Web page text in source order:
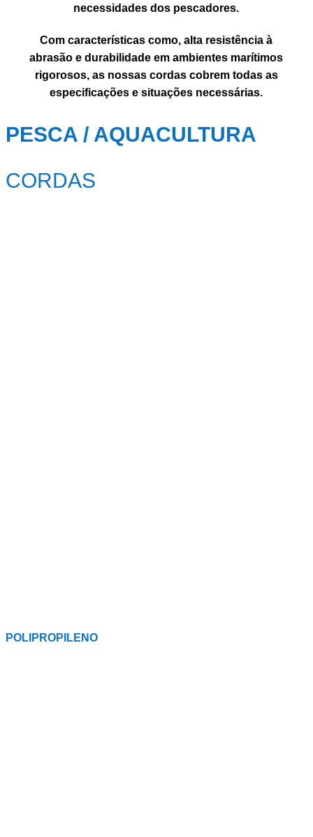
necessidades dos pescadores.
Com características como,alta resistência à
abrasão e durabilidade em ambientes marítimos
rigorosos, as nossas cordas cobrem todas as
especificações e situações necessárias.
PESCA / AQUACULTURA
CORDAS
POLIPROPILENO